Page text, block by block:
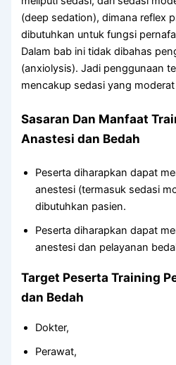
(deep sedation), dimana reflex
dibutuhkan untuk fungsi
Dalam bab ini tidak dibahas
(anxiolysis). Jadi penggunaan
mencakup sedasi yang
Sasaran Dan Manfaat
Anastesi dan Bedah
Peserta diharapkan dapat
anestesi (termasuk sedasi
dibutuhkan pasien.
Peserta diharapkan dapat
anestesi dan pelayanan
Target Peserta Training
dan Bedah
Dokter,
Perawat,